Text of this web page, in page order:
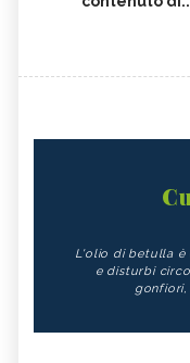
L'olio di betulla è
e disturbi